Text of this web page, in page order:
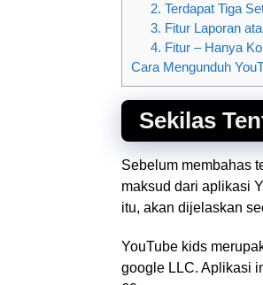
2. Terdapat Tiga
3. Fitur Laporan
4. Fitur – Hanya
Cara Mengunduh
Sekilas
Sebelum membahas
maksud dari aplikasi
itu, akan dijelaskan
YouTube kids
google LLC. Aplikasi